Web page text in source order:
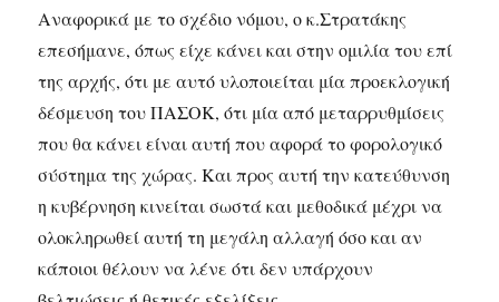
Αναφορικά με το σχέδιο νόμου, ο κ.Στρατάκης
επεσήμανε, όπως είχε κάνει και στην ομιλία του επί
της αρχής, ότι με αυτό υλοποιείται μία προεκλογική
δέσμευση του ΠΑΣΟΚ, ότι μία από μεταρρυθμίσεις
που θα κάνει είναι αυτή που αφορά το φορολογικό
σύστημα της χώρας. Και προς αυτή την κατεύθυνση
η κυβέρνηση κινείται σωστά και μεθοδικά μέχρι να
ολοκληρωθεί αυτή τη μεγάλη αλλαγή όσο και αν
κάποιοι θέλουν να λένε ότι δεν υπάρχουν